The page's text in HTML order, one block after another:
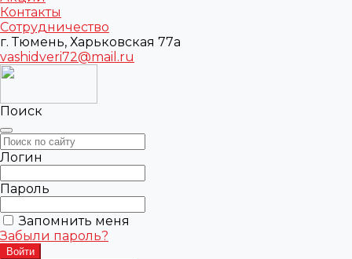
Контакты
Сотрудничество
г. Тюмень, Харьковская 77а
vashidveri72@mail.ru
Поиск
Логин
Пароль
Запомнить меня
Забыли пароль?